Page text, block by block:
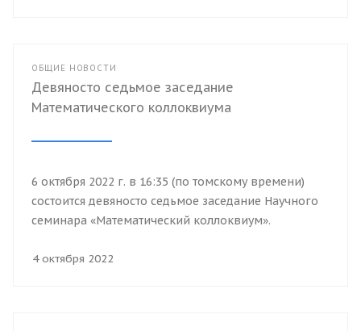
ОБЩИЕ НОВОСТИ
Девяносто седьмое заседание
Математического коллоквиума
6 октября 2022 г. в 16:35 (по томскому времени)
состоится девяносто седьмое заседание Научного
семинара «Математический коллоквиум».
4 октября 2022